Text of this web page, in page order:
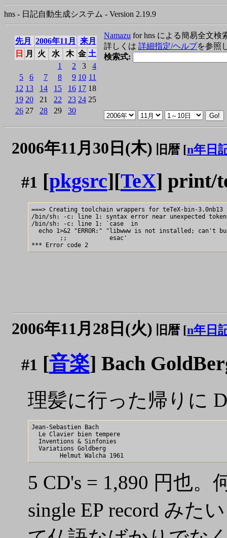
hns - 日記自動生成システム - Version 2.19.9
先月 2006年11月
来月
日
月 火 水 木 金 土
1
2 3
4
5
6 7 8 9 10 11
12 13 14 15 16 17 18
19 20 21 22 23 24 25
26 27 28 29 30
Namazu for hns による簡易全文検
詳しくは 詳細指定/ヘルプを参照
検索式:
2006年11月30日(木) 旧暦 [n年日
#1 [pkgsrc][TeX] print/
===> Creating toolchain wrappers for teTeX-bin-3.0nb13
/bin/sh: -c: line 1: syntax error near unexpected
/bin/sh: -c: line 1: `case  in
echo 1>&2 "ERROR:" "libwww is not installed; can't
        ;;            esac'
2006年11月28日(火) 旧暦 [n年日
#1 [音楽] Bach
理髪に行った帰りに
Jean-Sebastien Bach
  Le Clavier bien tempere
  Inventions & Sinfonies
  Variations Goldberg
5 CD's = 1,890 円也。
single EP record みた